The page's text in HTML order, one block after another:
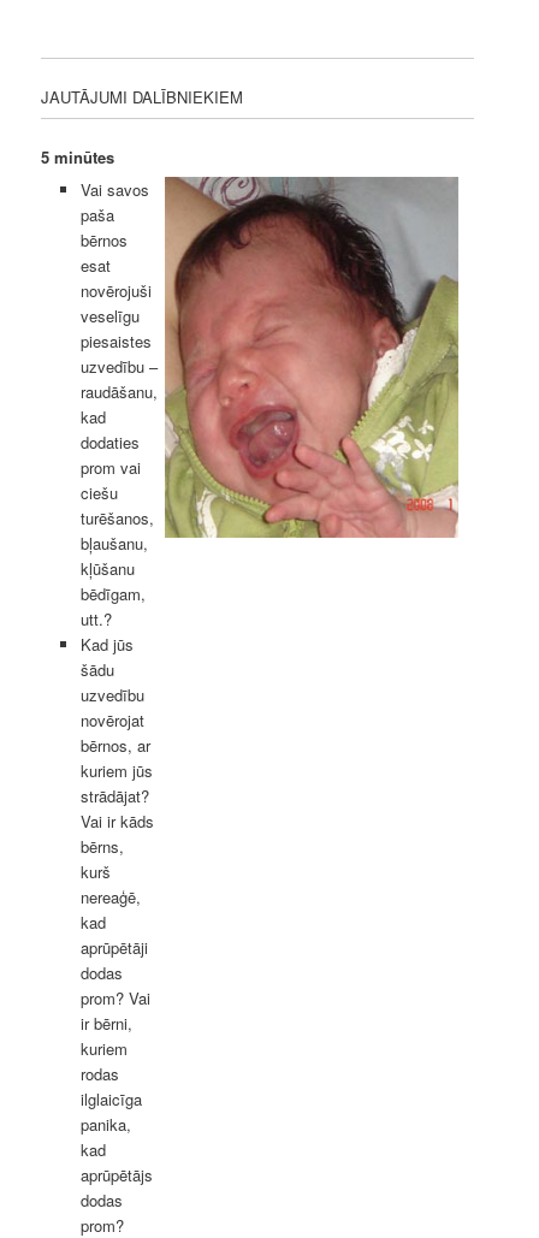
JAUTĀJUMI DALĪBNIEKIEM
5 minūtes
Vai savos
paša
bērnos
esat
novērojuši
veselīgu
piesaistes
uzvedību –
raudāšanu,
kad
dodaties
prom vai
ciešu
turēšanos,
bļaušanu,
kļūšanu
bēdīgam,
utt.?
Kad jūs
šādu
uzvedību
novērojat
bērnos, ar
kuriem jūs
strādājat?
Vai ir kāds
bērns,
kurš
nereaģē,
kad
aprūpētāji
dodas
prom? Vai
ir bērni,
kuriem
rodas
ilglaicīga
panika,
kad
aprūpētājs
dodas
prom?